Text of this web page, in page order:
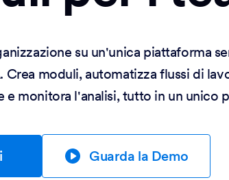
su un'unica piattaforma
Crea moduli, automatizza flussi di
e monitora l'analisi, tutto in un unico
Guarda la Demo